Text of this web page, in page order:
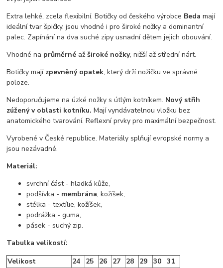
Extra lehké, zcela flexibilní. Botičky od českého výrobce Bedamají
ideální tvar špičky, jsou vhodné i pro široké nožky a dominantní
palec. Zapínání na dva suché zipy usnadní dětem jejich obouvání.
Vhodné na průměrné ažširoké nožky, nižší až střední nárt.
Botičky mají zpevněný opatek, který drží nožičku ve správné
poloze.
Nedoporučujeme na úzké nožky s útlým kotníkem. Nový střih
zúžený v oblasti kotníku. Mají vyndávatelnou vložku bez
anatomického tvarování. Reflexní prvky pro maximální bezpečnost.
Vyrobené v České republice. Materiály splňují evropské normy a
jsou nezávadné.
Materiál:
svrchní část - hladká kůže,
podšívka - membrána, kožíšek,
stélka - textílie, kožíšek,
podrážka - guma,
pásek - suchý zip.
Tabulka velikostí:
Velikost
24 25 26 27 28 29 30 31